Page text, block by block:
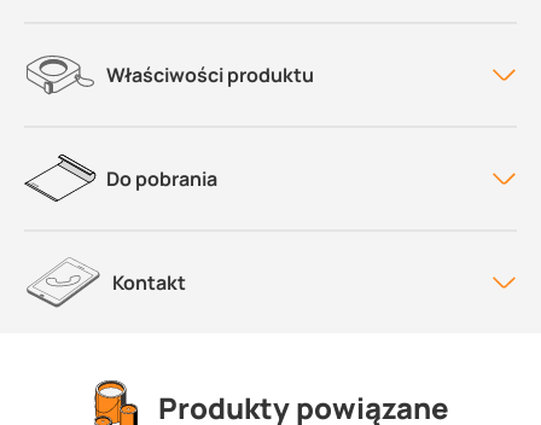
Właściwości produktu
Do pobrania
Kontakt
Produkty powiązane